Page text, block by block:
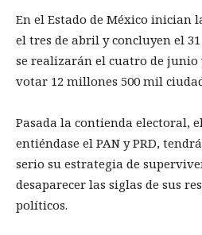
En el Estado de México inician
el tres de abril y concluyen el
se realizarán el cuatro de junio
votar 12 millones 500 mil
Pasada la contienda electoral,
entiéndase el PAN y PRD,
serio su estrategia de
desaparecer las siglas de sus
políticos.